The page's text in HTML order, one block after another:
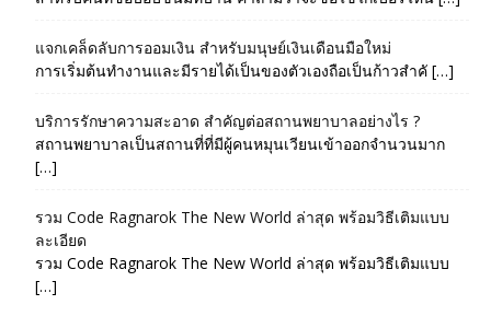
แจกเคล็ดลับการออมเงิน สำหรับมนุษย์เงินเดือนมือใหม่
การเริ่มต้นทำงานและมีรายได้เป็นของตัวเองถือเป็นก้าวสำคั […]
บริการรักษาความสะอาด สำคัญต่อสถานพยาบาลอย่างไร ?
สถานพยาบาลเป็นสถานที่ที่มีผู้คนหมุนเวียนเข้าออกจำนวนมาก
[…]
รวม Code Ragnarok The New World ล่าสุด พร้อมวิธีเติมแบบ
ละเอียด
รวม Code Ragnarok The New World ล่าสุด พร้อมวิธีเติมแบบ
[…]